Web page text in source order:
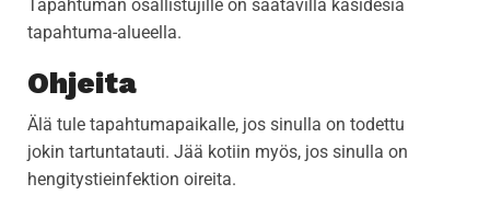
Tapahtuman osallistujille on saatavilla käsidesiä
tapahtuma-alueella.
Ohjeita
Älä tule tapahtumapaikalle, jos sinulla on todettu
jokin tartuntatauti. Jää kotiin myös, jos sinulla on
hengitystieinfektion oireita.